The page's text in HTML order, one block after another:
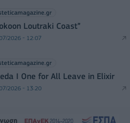
Loutraki Coast”
2026 - 12:07
I One for All Leave in Elixir
2026 - 13:20